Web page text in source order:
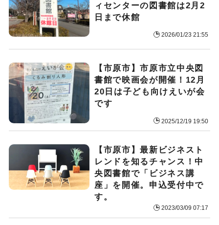
ィセンターの図書館は2月2
日まで休館
2026/01/23 21:55
【市原市】市原市立中央図
書館で映画会が開催！12月
20日は子ども向けえいが会
です
2025/12/19 19:50
【市原市】最新ビジネスト
レンドを知るチャンス！中
央図書館で「ビジネス講
座」を開催。申込受付中で
す。
2023/03/09 07:17